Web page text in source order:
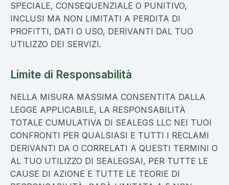
SPECIALE, CONSEQUENZIALE O PUNITIVO,
INCLUSI MA NON LIMITATI A PERDITA DI
PROFITTI, DATI O USO, DERIVANTI DAL TUO
UTILIZZO DEI SERVIZI.
Limite di Responsabilità
NELLA MISURA MASSIMA CONSENTITA DALLA
LEGGE APPLICABILE, LA RESPONSABILITÀ
TOTALE CUMULATIVA DI SEALEGS LLC NEI TUOI
CONFRONTI PER QUALSIASI E TUTTI I RECLAMI
DERIVANTI DA O CORRELATI A QUESTI TERMINI O
AL TUO UTILIZZO DI SEALEGSAI, PER TUTTE LE
CAUSE DI AZIONE E TUTTE LE TEORIE DI